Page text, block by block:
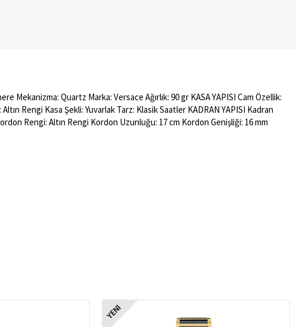
Mekanizma: Quartz Marka: Versace Ağırlık: 90 gr KASA YAPISI Cam Özellik:
Rengi Kasa Şekli: Yuvarlak Tarz: Klasik Saatler KADRAN YAPISI Kadran
Rengi: Altın Rengi Kordon Uzunluğu: 17 cm Kordon Genişliği: 16 mm
YENI